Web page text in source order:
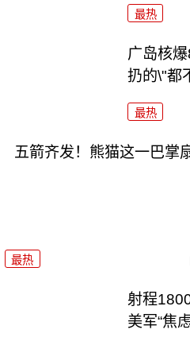
最热
广岛核
扔的\"都
最热
五箭齐发！熊猫这一巴掌
最热
射程
美军“焦虑